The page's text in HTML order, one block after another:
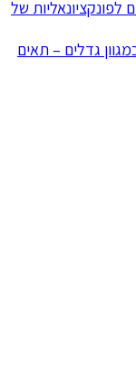
לפונקציונאליות של
גדלים – תאים